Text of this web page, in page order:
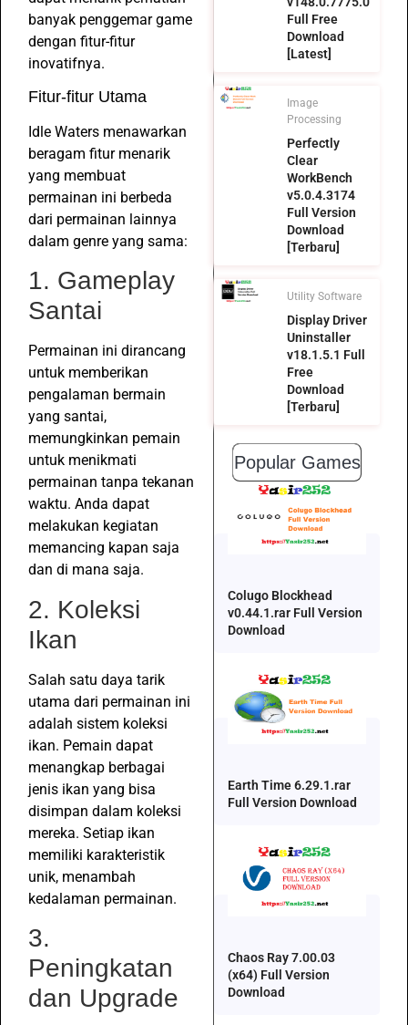
banyak penggemar game
dengan fitur-fitur
inovatifnya.
Fitur-fitur Utama
Idle Waters menawarkan
beragam fitur menarik
yang membuat
permainan ini berbeda
dari permainan lainnya
dalam genre yang sama:
1. Gameplay
Santai
Permainan ini dirancang
untuk memberikan
pengalaman bermain
yang santai,
memungkinkan pemain
untuk menikmati
permainan tanpa tekanan
waktu. Anda dapat
melakukan kegiatan
memancing kapan saja
dan di mana saja.
2. Koleksi
Ikan
Salah satu daya tarik
utama dari permainan ini
adalah sistem koleksi
ikan. Pemain dapat
menangkap berbagai
jenis ikan yang bisa
disimpan dalam koleksi
mereka. Setiap ikan
memiliki karakteristik
unik, menambah
kedalaman permainan.
3.
Peningkatan
dan Upgrade
Full Free
Download
[Latest]
Image
Processing
Perfectly
Clear
WorkBench
v5.0.4.3174
Full Version
Download
[Terbaru]
Utility Software
Display Driver
Uninstaller
v18.1.5.1 Full
Free
Download
[Terbaru]
Popular Games
Colugo Blockhead
v0.44.1.rar Full Version
Download
Earth Time 6.29.1.rar
Full Version Download
Chaos Ray 7.00.03
(x64) Full Version
Download